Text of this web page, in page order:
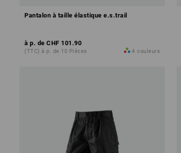
Pantalon à taille élastique e.s.trail
à p. de CHF 101.90
(TTC) à p. de 10 Pièces 4 couleurs